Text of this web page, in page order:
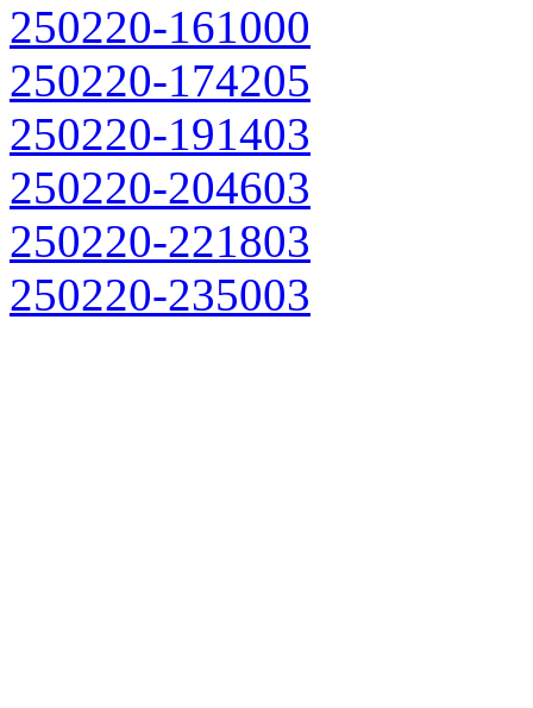
250220-161000
250220-174205
250220-191403
250220-204603
250220-221803
250220-235003